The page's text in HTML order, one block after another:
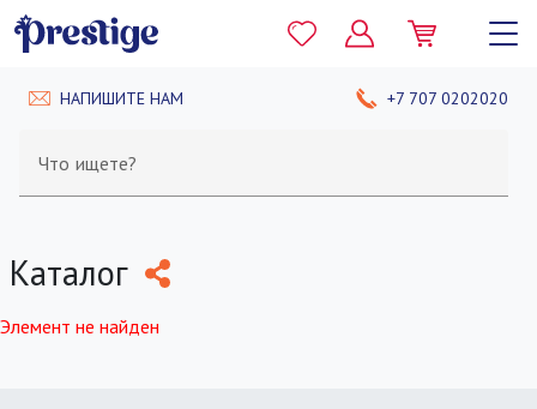
НАПИШИТЕ НАМ +7 707 0202020
Что ищете?
Каталог
Элемент не найден